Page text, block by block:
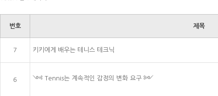
번호 제목
7 키키에게 배우는 테니스 테크닉
6 ༺ Tennis는 계속적인 감정의 변화 요구 ༻